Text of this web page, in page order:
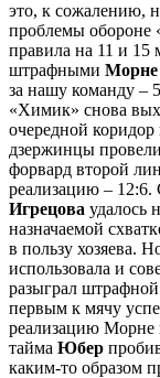
это, к сожалению,
проблемы обороне
правила на 11 и 15
штрафными
за нашу команду –
«Химик» снова
очередной коридор
дзержинцы
форвард второй
реализацию –
Игрецова удалось
назначаемой
в пользу хозяева.
использовала и
разыграл
первым к мячу
реализацию Морне
тайма Юбер
каким-то образом